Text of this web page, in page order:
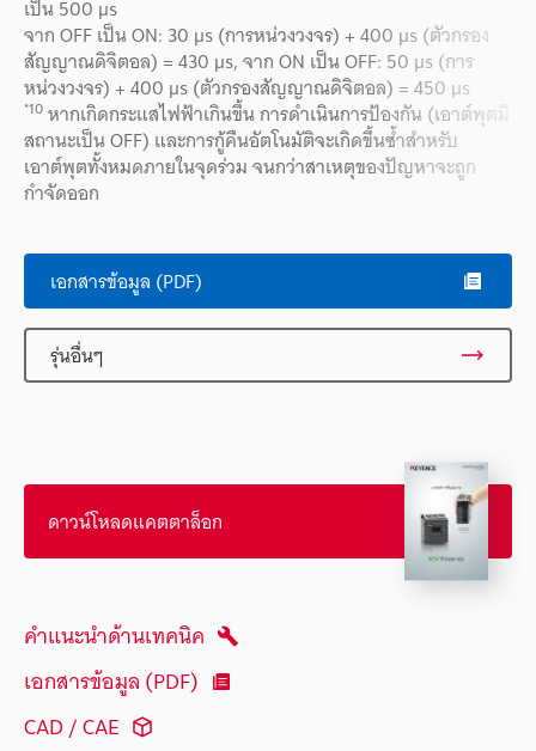
เป็น 500 µs
จาก OFF เป็น ON: 30 µs (การหน่วงวงจร) + 400 µs (ตัวกรอง
สัญญาณดิจิตอล) = 430 µs, จาก ON เป็น OFF: 50 µs (การ
หน่วงวงจร) + 400 µs (ตัวกรองสัญญาณดิจิตอล) = 450 µs
*10หากเกิดกระแสไฟฟ้าเกินขึ้น การดำเนินการป้องกัน (เอาต์พุตมี
สถานะเป็น OFF) และการกู้คืนอัตโนมัติจะเกิดขึ้นซ้ำสำหรับ
เอาต์พุตทั้งหมดภายในจุดร่วม จนกว่าสาเหตุของปัญหาจะถูก
กำจัดออก
เอกสารข้อมูล (PDF)
รุ่นอื่นๆ
ดาวน์โหลดแคตตาล็อก
คำแนะนำด้านเทคนิค
เอกสารข้อมูล (PDF)
CAD / CAE